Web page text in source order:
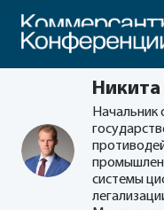
Начальник
системы